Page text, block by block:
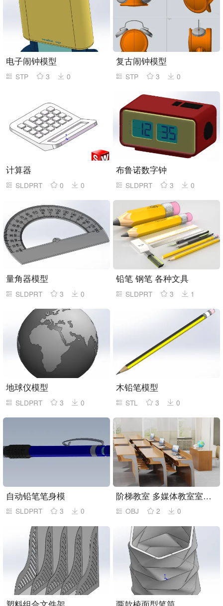
电子闹钟模型
STP 3 0
复古闹钟模型
STP 3 0
计算器
SLDPRT 0 0
布鲁诺数字钟
SLDPRT 3 0
量角器模型
SLDPRT 3 0
铅笔 钢笔 各种文具
SLDPRT 3 1
地球仪模型
SLDPRT 3 0
木铅笔模型
STL 3 0
自动铅笔笔身模
SLDPRT 3 0
阶梯教室 多媒体教室室内场景建模
OBJ 2 0